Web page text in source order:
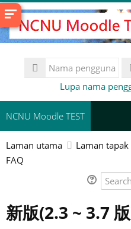
Langkau
ke
kandungan
Nama
pengguna
Lupa nama
NCNU Moodle TEST
常用連結
Bahasa Melayu ‎(ms)‎
Laman utama Laman tapak
FAQ
Search
新版(2.3 ~ 3.7